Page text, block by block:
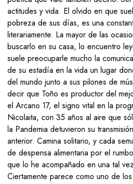
actitudes y vida. El olvido en que
pobreza de sus días, es una
literariamente. La mayor de las
buscarlo en su casa, lo encuentro
suele preocuparle mucho la
de su estadía en la vida un lugar
del mundo junto a sus pilones de
decir que Toño es productor del
el Arcano 17, el signo vital en la
Nicolaita, con 35 años al aire que
la Pandemia detuvieron su
anterior. Camina solitario, y cada
de despensa alimentaria por el
que lo he acompañado en una tal
Ciertamente parece como uno de